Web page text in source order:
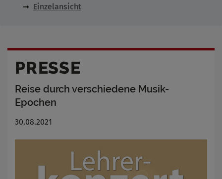
Einzelansicht
PRESSE
Reise durch verschiedene Musik-
Epochen
30.08.2021